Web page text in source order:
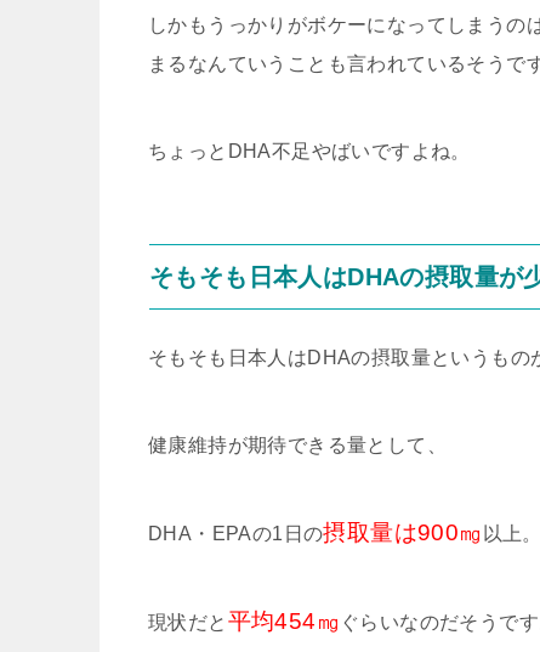
しかもうっかりがボケーになってしまう
まるなんていうことも言われているそうで
ちょっとDHA不足やばいですよね。
そもそも日本人はDHAの摂取量が
そもそも日本人はDHAの摂取量というもの
健康維持が期待できる量として、
DHA・EPAの1日の摂取量は900㎎ 以上。
現状だと 平均454㎎ ぐらいなのだそうです